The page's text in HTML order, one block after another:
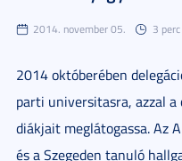
2014. november 05. 3 perc
2014 októberében
parti universitasra, azzal a
diákjait meglátogassa. Az
és a Szegeden tanuló